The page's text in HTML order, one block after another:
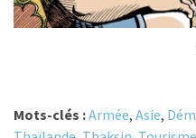
Mots-clés :Armée, Asie,